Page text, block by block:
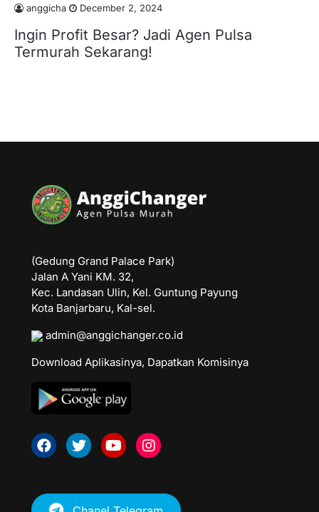
anggicha December 2, 2024
Ingin Profit Besar? Jadi Agen Pulsa
Termurah Sekarang!
(Gedung Grand Palace Park)
Jalan A Yani KM. 32,
Kec. Landasan Ulin, Kel. Guntung Payung
Kota Banjarbaru, Kal-sel.
admin@anggichanger.co.id
Download Aplikasinya, Dapatkan Komisinya
FacebookTwitter YoutubeInstagram